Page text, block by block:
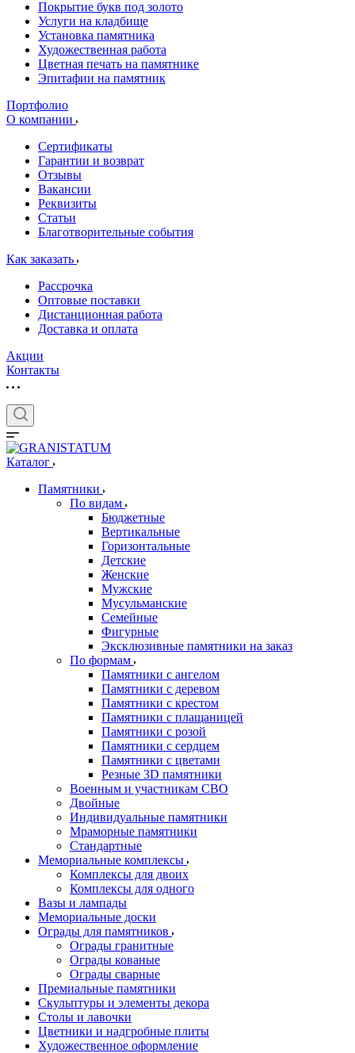
Покрытие букв под золото
Услуги на кладбище
Установка памятника
Художественная работа
Цветная печать на памятнике
Эпитафии на памятник
Портфолио
О компании
Сертификаты
Гарантии и возврат
Отзывы
Вакансии
Реквизиты
Статьи
Благотворительные события
Как заказать
Рассрочка
Оптовые поставки
Дистанционная работа
Доставка и оплата
Акции
Контакты
Каталог
Памятники
По видам
Бюджетные
Вертикальные
Горизонтальные
Детские
Женские
Мужские
Мусульманские
Семейные
Фигурные
Эксклюзивные памятники на заказ
По формам
Памятники с ангелом
Памятники с деревом
Памятники с крестом
Памятники с плащаницей
Памятники с розой
Памятники с сердцем
Памятники с цветами
Резные 3D памятники
Военным и участникам СВО
Двойные
Индивидуальные памятники
Мраморные памятники
Стандартные
Мемориальные комплексы
Комплексы для двоих
Комплексы для одного
Вазы и лампады
Мемориальные доски
Ограды для памятников
Ограды гранитные
Ограды кованые
Ограды сварные
Премиальные памятники
Скульптуры и элементы декора
Столы и лавочки
Цветники и надгробные плиты
Художественное оформление